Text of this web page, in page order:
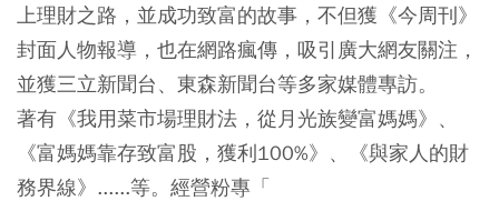
上理財之路，並成功致富的故事，不但獲《今周刊》
封面人物報導，也在網路瘋傳，吸引廣大網友關注，
並獲三立新聞台、東森新聞台等多家媒體專訪。
著有《我用菜市場理財法，從月光族變富媽媽》、
《富媽媽靠存致富股，獲利100%》、《與家人的財
務界線》......等。經營粉專「